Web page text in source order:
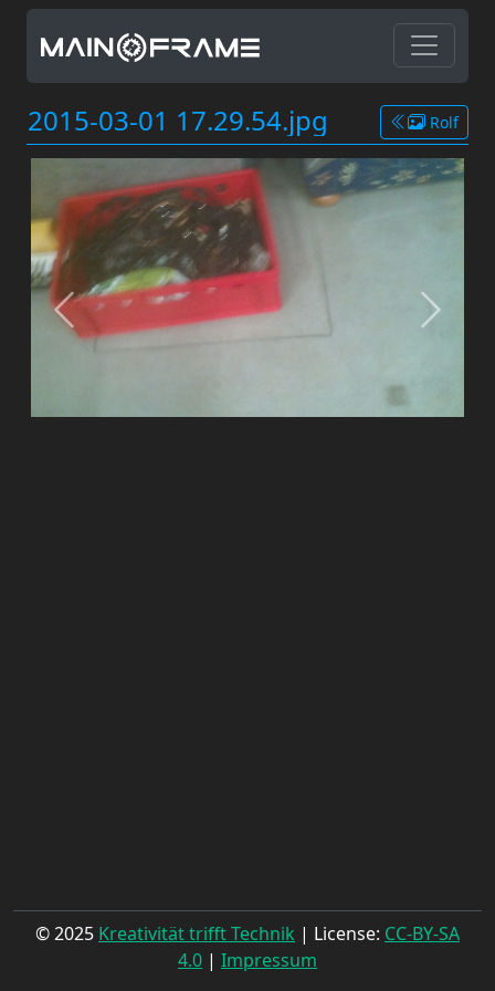
2015-03-01 17.29.54.jpg Rolf
© 2025 Kreativität trifft Technik | License: CC-BY-SA
4.0 | Impressum